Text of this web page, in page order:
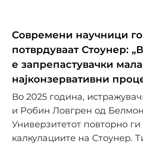
Современи научници го
потврдуваат Стоунер:
е запрепастувачки
најконзервативни
Во 2025 година,
и Робин Ловгрен од
Универзитетот повторно
калкулациите на Стоунер.